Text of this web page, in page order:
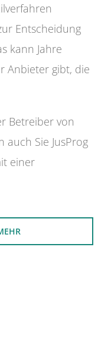
Entscheidung
kann Jahre
Anbieter gibt, die
Betreiber von
Sie JusProg
einer